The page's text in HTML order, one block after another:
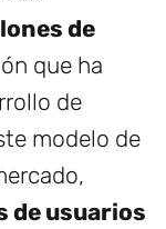
de
que ha
de
modelo de
de usuarios